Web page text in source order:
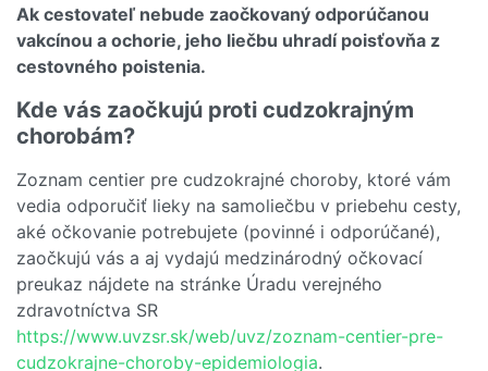
Ak cestovateľ nebude zaočkovaný odporúčanou
vakcínou a ochorie, jeho liečbu uhradí poisťovňa z
cestovného poistenia.
Kde vás zaočkujú proti cudzokrajným
chorobám?
Zoznam centier pre cudzokrajné choroby, ktoré vám
vedia odporučiť lieky na samoliečbu v priebehu cesty,
aké očkovanie potrebujete (povinné i odporúčané),
zaočkujú vás a aj vydajú medzinárodný očkovací
preukaz nájdete na stránke Úradu verejného
zdravotníctva SR
https://www.uvzsr.sk/web/uvz/zoznam-centier-pre-
cudzokrajne-choroby-epidemiologia.